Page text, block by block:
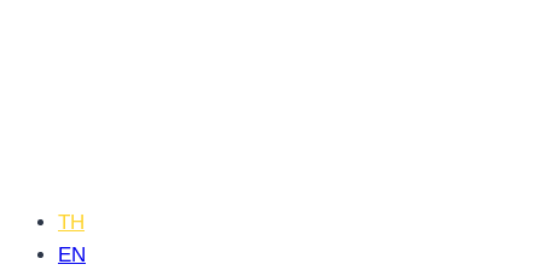
TH
EN